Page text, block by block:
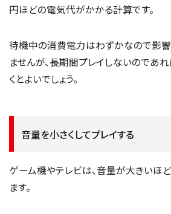
円ほどの電気代がかかる計算です。
待機中の消費電力はわずかなので影響
ませんが、長期間プレイしないのであ
くとよいでしょう。
音量を小さくしてプレイする
ゲーム機やテレビは、音量が大きいほ
ます。